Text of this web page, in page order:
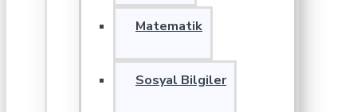
Matematik
Sosyal Bilgiler